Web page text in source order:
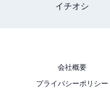
イチオシ
会社概要
プライバシーポリシー